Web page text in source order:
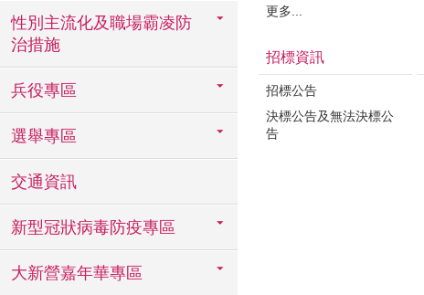
性別主流化及職場霸凌防
治措施
兵役專區
選舉專區
交通資訊
新型冠狀病毒防疫專區
大新營嘉年華專區
更多...
招標資訊
招標公告
決標公告及無法決標公
告